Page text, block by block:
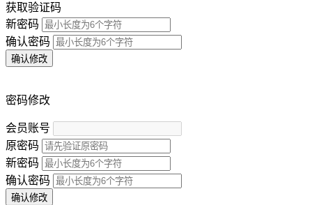
获取验证码
新密码
确认密码
确认修改
密码修改
会员账号
原密码
新密码
确认密码
确认修改